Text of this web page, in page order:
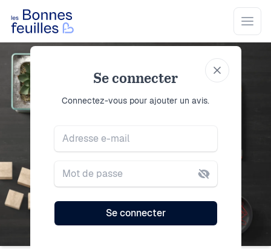
Les Bonnes Feuilles
Se connecter
Connectez-vous pour ajouter un avis.
Se connecter
Se connecter